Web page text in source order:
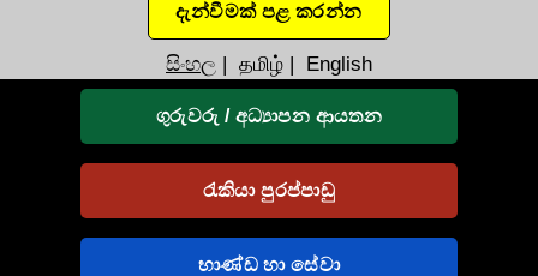
දැන්වීමක් පළ කරන්න
සිංහල | தமிழ் | English
ගුරුවරු / අධ්‍යාපන ආයතන
රැකියා පුරප්පාඩු
භාණ්ඩ හා සේවා